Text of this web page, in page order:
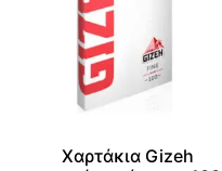
Χαρτάκια Gizeh